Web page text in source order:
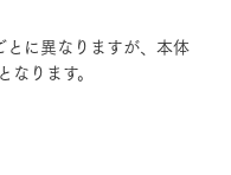
に異なりますが、本体
ります。